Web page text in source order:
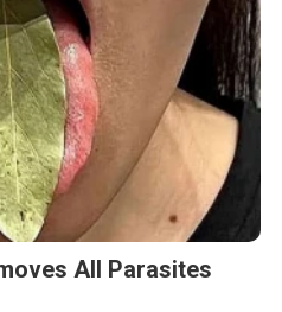
All Parasites